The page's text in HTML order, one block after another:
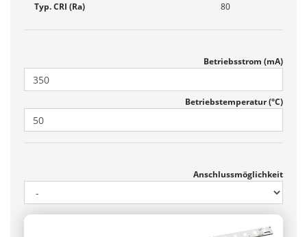
Typ. CRI (Ra) 80
Betriebsstrom (mA)
Betriebs­temperatur (°C)
Anschlussmöglichkeit